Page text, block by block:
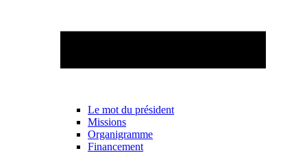
Le mot du président
Missions
Organigramme
Financement